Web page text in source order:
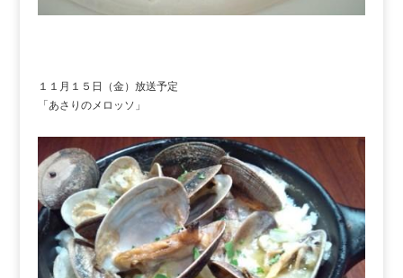
１１月１５日（金）放送予定
「あさりのメロッソ」